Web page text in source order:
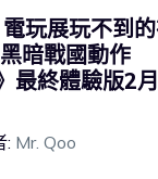
電玩展玩不到
暗戰國動作
最終體驗版2
: Mr. Qoo